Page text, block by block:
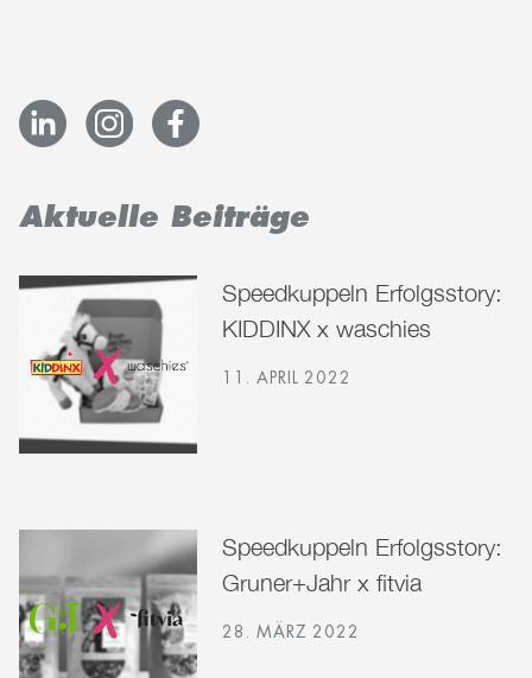
Aktuelle Beiträge
Speedkuppeln Erfolgsstory:
KIDDINX x waschies
11. APRIL 2022
Speedkuppeln Erfolgsstory:
Gruner+Jahr x fitvia
28. MÄRZ 2022